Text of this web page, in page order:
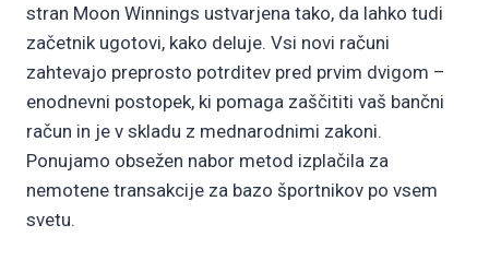
stran Moon Winnings ustvarjena tako, da lahko tudi
začetnik ugotovi, kako deluje. Vsi novi računi
zahtevajo preprosto potrditev pred prvim dvigom –
enodnevni postopek, ki pomaga zaščititi vaš bančni
račun in je v skladu z mednarodnimi zakoni.
Ponujamo obsežen nabor metod izplačila za
nemotene transakcije za bazo športnikov po vsem
svetu.